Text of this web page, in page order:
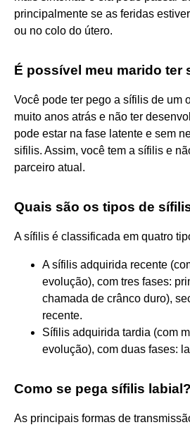
principalmente se as feridas
ou no colo do útero.
É possível meu marido ter
Você pode ter pego a sífilis de um
muito anos atrás e não ter
pode estar na fase latente e sem
sifilis. Assim, você tem a sífilis e
parceiro atual.
Quais são os tipos de
A sífilis é classificada em quatro
A sífilis adquirida recente
evolução), com tres fases:
chamada de crânco duro),
recente.
Sífilis adquirida tardia (com
evolução), com duas fases:
Como se pega sífilis labial?
As principais formas de